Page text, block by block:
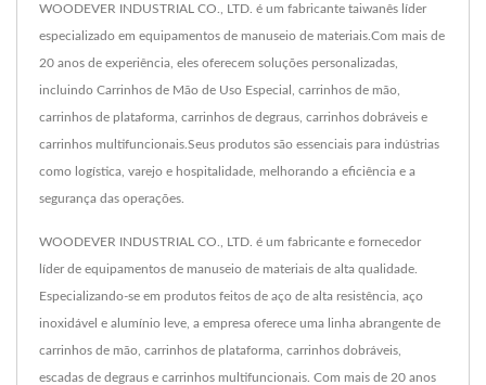
WOODEVER INDUSTRIAL CO., LTD. é um fabricante taiwanês líder
especializado em equipamentos de manuseio de materiais.Com mais de
20 anos de experiência, eles oferecem soluções personalizadas,
incluindo Carrinhos de Mão de Uso Especial, carrinhos de mão,
carrinhos de plataforma, carrinhos de degraus, carrinhos dobráveis e
carrinhos multifuncionais.Seus produtos são essenciais para indústrias
como logística, varejo e hospitalidade, melhorando a eficiência e a
segurança das operações.
WOODEVER INDUSTRIAL CO., LTD. é um fabricante e fornecedor
líder de equipamentos de manuseio de materiais de alta qualidade.
Especializando-se em produtos feitos de aço de alta resistência, aço
inoxidável e alumínio leve, a empresa oferece uma linha abrangente de
carrinhos de mão, carrinhos de plataforma, carrinhos dobráveis,
escadas de degraus e carrinhos multifuncionais. Com mais de 20 anos